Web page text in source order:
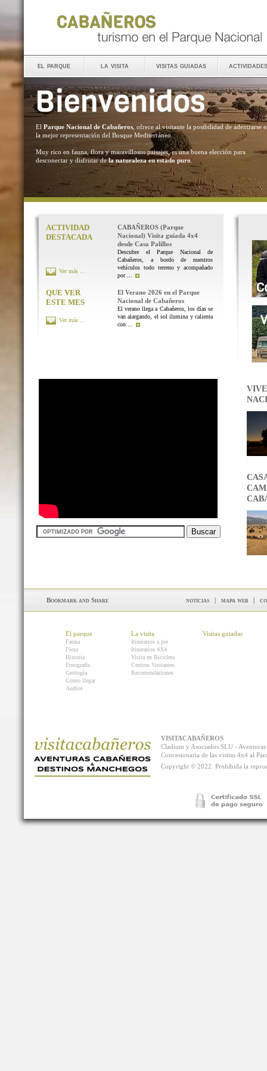
el parque la visita visitas guiadas actividades
El Parque Nacional de Cabañeros , ofrece al visitante la posibilidad de adentrarse
la mejor representación del Bosque Mediterráneo.
Muy rico en fauna, flora y maravillosos paisajes, es una buena elección para
desconectar y disfrutar dela naturaleza en estado puro .
ACTIVIDAD
DESTACADA
CABAÑEROS (Parque
Nacional) Visita guiada 4x4
desde Casa Palillos
Descubre el Parque Nacional de
Cabañeros, a bordo de nuestros
vehículos todo terreno y acompañado
por ...
Ver más ...
QUE VER
ESTE MES
El Verano 2026 en el Parque
Nacional de Cabañeros
El verano llega a Cabañeros, los días se
van alargando, el sol ilumina y calienta
con ...
Ver más ...
noticias | mapa web |
El parque
Fauna
Flora
Historia
Etnografía
Geología
Como llegar
Audios
La visita
Itinerarios a pie
Itinerarios 4X4
Visita en Bicicleta
Centros Visitantes
Recomendaciones
Visitas guiadas
VISITACABAÑEROS
Cladium y Asociados SLU -
Concesionaria de las visitas 4x4 al
Copyright © 2022. Prohibida la